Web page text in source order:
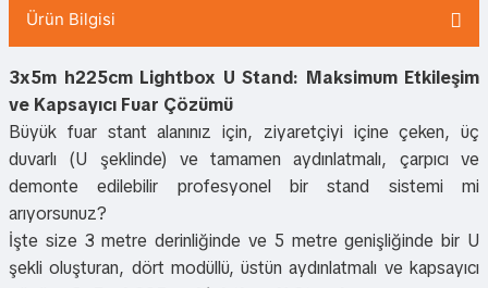
Ürün Bilgisi
3x5m h225cm Lightbox U Stand: Maksimum Etkileşim
ve Kapsayıcı Fuar Çözümü
Büyük fuar stant alanınız için, ziyaretçiyi içine çeken, üç
duvarlı (U şeklinde) ve tamamen aydınlatmalı, çarpıcı ve
demonte edilebilir profesyonel bir stand sistemi mi
arıyorsunuz?
İşte size 3 metre derinliğinde ve 5 metre genişliğinde bir U
şekli oluşturan, dört modüllü, üstün aydınlatmalı ve kapsayıcı